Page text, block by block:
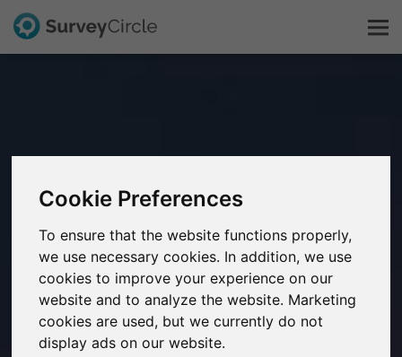
Cookie Preferences
To ensure that the website functions properly,
we use necessary cookies. In addition, we use
cookies to improve your experience on our
website and to analyze the website. Marketing
cookies are used, but we currently do not
display ads on our website.
Scopri la ricerca
FAQ
Registrati gratis
Accedi